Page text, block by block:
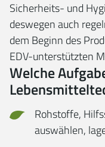
Sicherheits- und
deswegen auch
dem Beginn des
EDV-unterstützten
Welche
Rohstoffe,
auswählen,